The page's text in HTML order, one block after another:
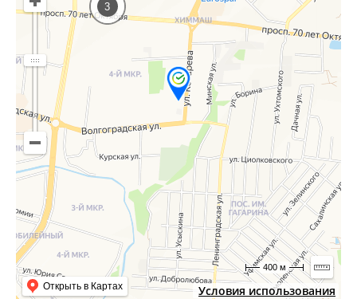
Условия использования
Открыть в Картах
400 м
3